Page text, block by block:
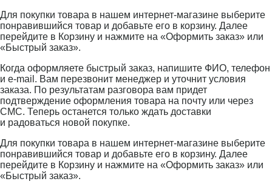
Для покупки товара в нашем интернет-магазине выберите
понравившийся товар и добавьте его в корзину. Далее
перейдите в Корзину и нажмите на «Оформить заказ» или
«Быстрый заказ».
Когда оформляете быстрый заказ, напишите ФИО, телефон
и e-mail. Вам перезвонит менеджер и уточнит условия
заказа. По результатам разговора вам придет
подтверждение оформления товара на почту или через
СМС. Теперь останется только ждать доставки
и радоваться новой покупке.
Для покупки товара в нашем интернет-магазине выберите
понравившийся товар и добавьте его в корзину. Далее
перейдите в Корзину и нажмите на «Оформить заказ» или
«Быстрый заказ».